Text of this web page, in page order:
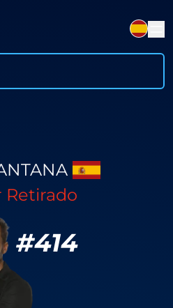
Retirado
#414